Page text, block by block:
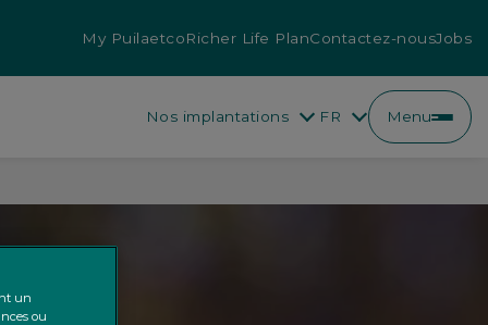
My PuilaetcoRicher Life PlanContactez-nousJobs
Nos implantations FR Menu
un
ou